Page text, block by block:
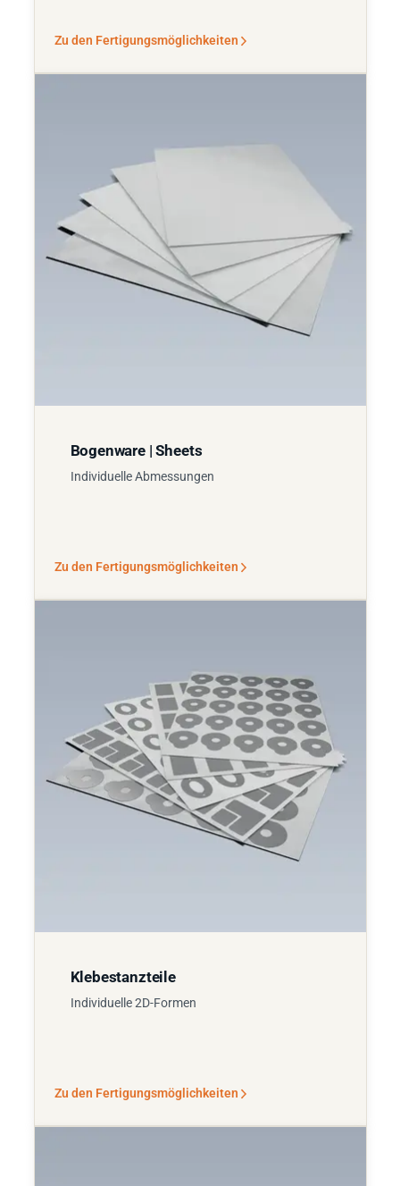
Zu den Fertigungsmöglichkeiten
Bogenware | Sheets
Individuelle Abmessungen
Zu den Fertigungsmöglichkeiten
Klebestanzteile
Individuelle 2D-Formen
Zu den Fertigungsmöglichkeiten